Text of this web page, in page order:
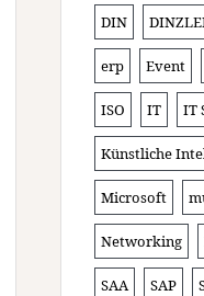
DIN
erp Event
ISO IT IT
Künstliche
Microsoft
Networking
SAA SAP